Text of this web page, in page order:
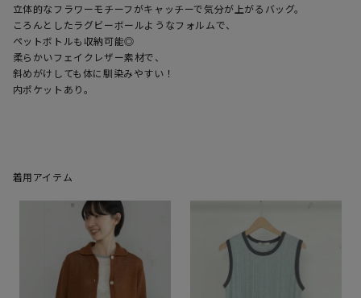
立体的なフラワーモチーフがキャッチーで気分が上がるバッグ。
ころんとしたラグビーボールようなフォルムで、
ペットボトルも収納可能◎
柔らかいフェイクレザー素材で、
斜めがけしても体に馴染みやすい！
内ポケットあり。
着用アイテム